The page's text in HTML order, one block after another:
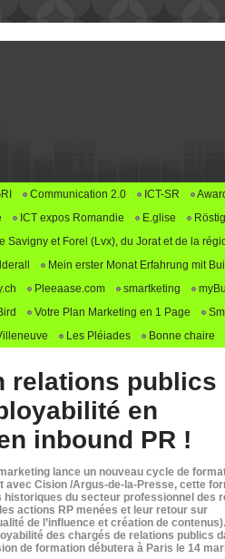
Communication 2.0 ICT-SR
ICT expos Romandie E.glise
Savigny et Forel (Lvx), du Jorat et de la
Mein erster Monat Erfahrung mit
Pleeaase.com smartketing
Votre Plan Marketing en 1 Page
Les Pléiades Bonne chaire
relations publics
en
inbound PR !
lance un nouveau cycle de
avec Cision /Argus-de-la-Presse, cette
du secteur professionnel des
actions RP menées et leur retour sur
de l’influence et création de
des chargés de relations publics
de formation débutera à Paris le 14